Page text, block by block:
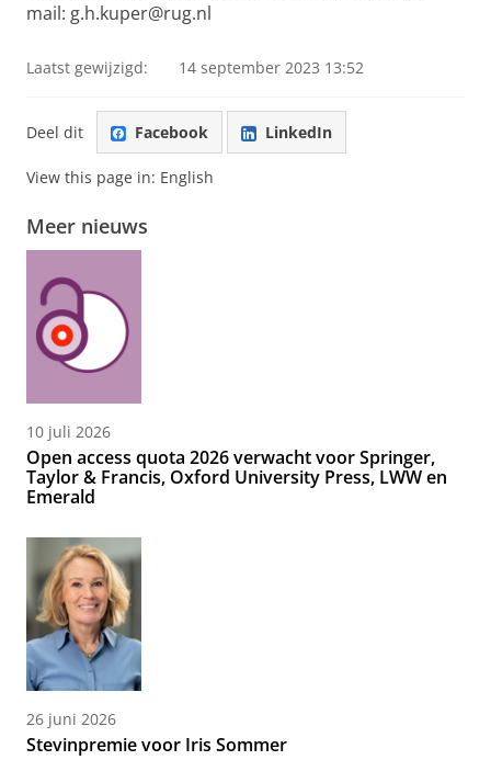
mail: g.h.kuper@rug.nl
Laatst gewijzigd: 14 september 2023 13:52
Deel dit Facebook LinkedIn
View this page in: English
Meer nieuws
10 juli 2026
Open access quota 2026 verwacht voor Springer,
Taylor & Francis, Oxford University Press, LWW en
Emerald
26 juni 2026
Stevinpremie voor Iris Sommer